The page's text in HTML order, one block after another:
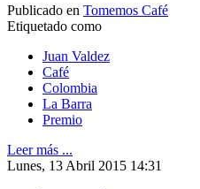
Publicado en Tomemos Café
Etiquetado como
Juan Valdez
Café
Colombia
La Barra
Premio
Leer más ...
Lunes, 13 Abril 2015 14:31